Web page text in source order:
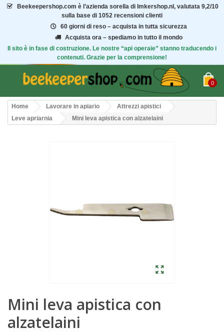
Beekeepershop.com è l’azienda sorella di Imkershop.nl, valutata 9,2/10
sulla base di 1052 recensioni clienti
60 giorni di reso – acquista in tutta sicurezza
Acquista ora – spediamo in tutto il mondo
Il sito è in fase di costruzione. Le nostre “api operaie” stanno traducendo i
contenuti. Grazie per la comprensione!
0
Home Lavorare in apiario
Attrezzi apistici
Leve apriarnia
Mini leva apistica con alzatelaini
Mini leva apistica con
alzatelaini